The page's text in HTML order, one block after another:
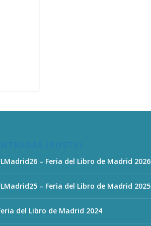
– Feria del Libro de Madrid 2026
– Feria del Libro de Madrid 2025
del Libro de Madrid 2024